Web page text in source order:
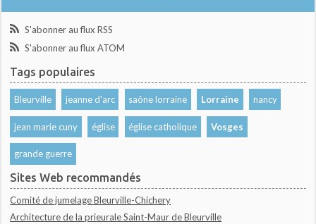
S'abonner au flux RSS
S'abonner au flux ATOM
Tags populaires
Bleurville jeanne d'arc saône lorraine Lorraine nancy
jean marie cuny église église catholique Vosges
grande guerre
Sites Web recommandés
Comité de jumelage Bleurville-Chichery
Architecture de la prieurale Saint-Maur de Bleurville